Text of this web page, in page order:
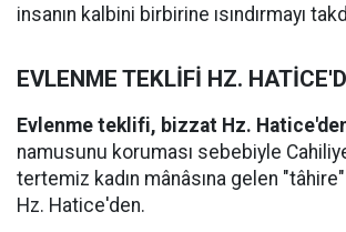
insanın kalbini birbirine ısındırmayı
EVLENME TEKLİFİ HZ.
Evlenme teklifi, bizzat Hz.
namusunu koruması sebebiyle
tertemiz kadın mânâsına gelen "tâhire"
Hz. Hatice'den.